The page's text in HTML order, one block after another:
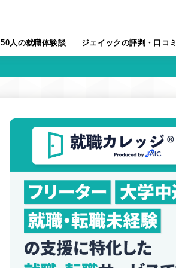
50人の就職体験談 ジェイックの評判・口コミ